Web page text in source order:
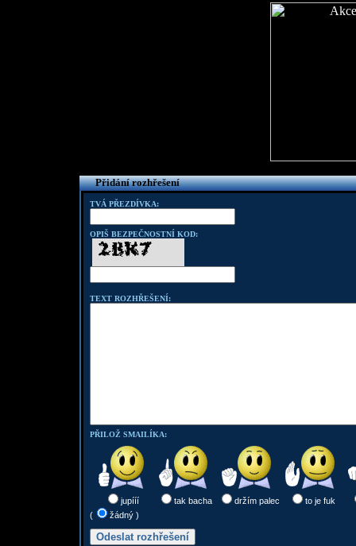
Přidání rozhřešení
TVÁ PŘEZDÍVKA:
OPIŠ BEZPEČNOSTNÍ KOD:
TEXT ROZHŘEŠENÍ:
PŘILOŽ SMAILÍKA:
jupííí tak bacha držím palec
to je fuk
(
žádný )